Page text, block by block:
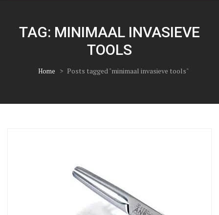
TAG: MINIMAAL INVASIEVE
TOOLS
Home > Posts tagged "minimaal invasieve tools"